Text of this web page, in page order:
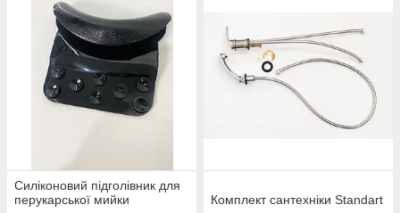
Силіконовий підголівник для
перукарської мийки
Комплект сантехніки Standart